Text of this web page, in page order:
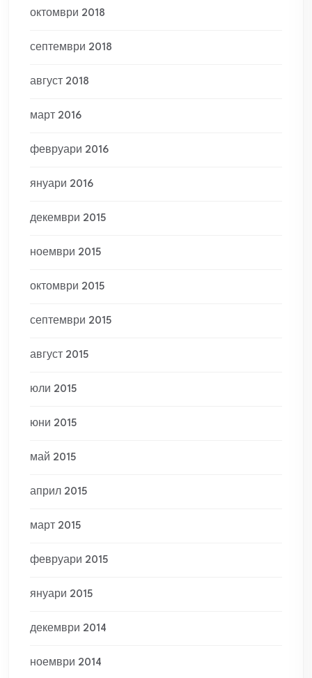
октомври 2018
септември 2018
август 2018
март 2016
февруари 2016
януари 2016
декември 2015
ноември 2015
октомври 2015
септември 2015
август 2015
юли 2015
юни 2015
май 2015
април 2015
март 2015
февруари 2015
януари 2015
декември 2014
ноември 2014